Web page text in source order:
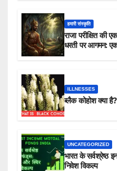
हमारी संस्कृति
राजा परीक्षित की
धरती पर आगमन:
ILLNESSES
ब्लैक कोहोश क्या है?
UNCATEGORIZED
भारत के सर्वश्रेष्ठ
निवेश विकल्प